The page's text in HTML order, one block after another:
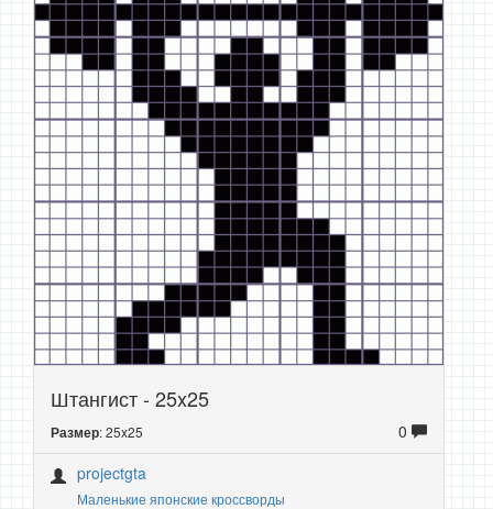
Штангист - 25x25
Размер: 25x25
0
projectgta
Маленькие японские кроссворды